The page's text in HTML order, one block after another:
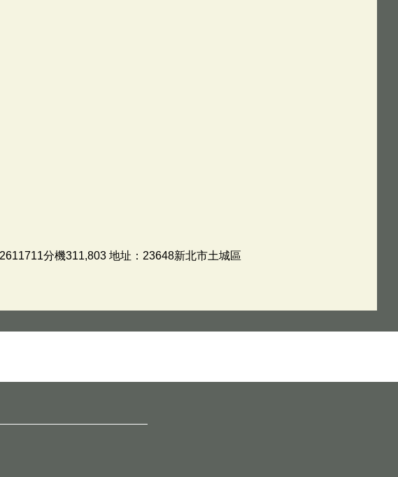
分機311,803 地址：23648新北市土城區